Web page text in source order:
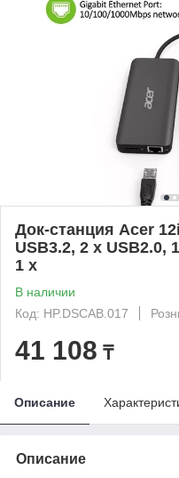
Док-станция Acer
USB3.2, 2 x USB2.0,
1 x
В наличии
Код: HP.DSCAB.017
41 108 ₸
Описание
Описание